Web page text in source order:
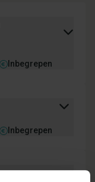
Inbegrepen
Inbegrepen